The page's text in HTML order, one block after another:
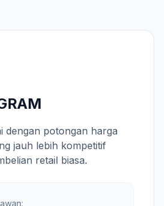
dengan potongan harga
jauh lebih kompetitif
retail biasa.